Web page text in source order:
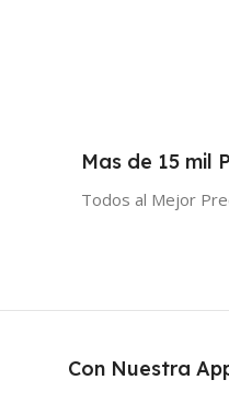
Mas de 15 mil
Todos al Mejor
Con Nuestra